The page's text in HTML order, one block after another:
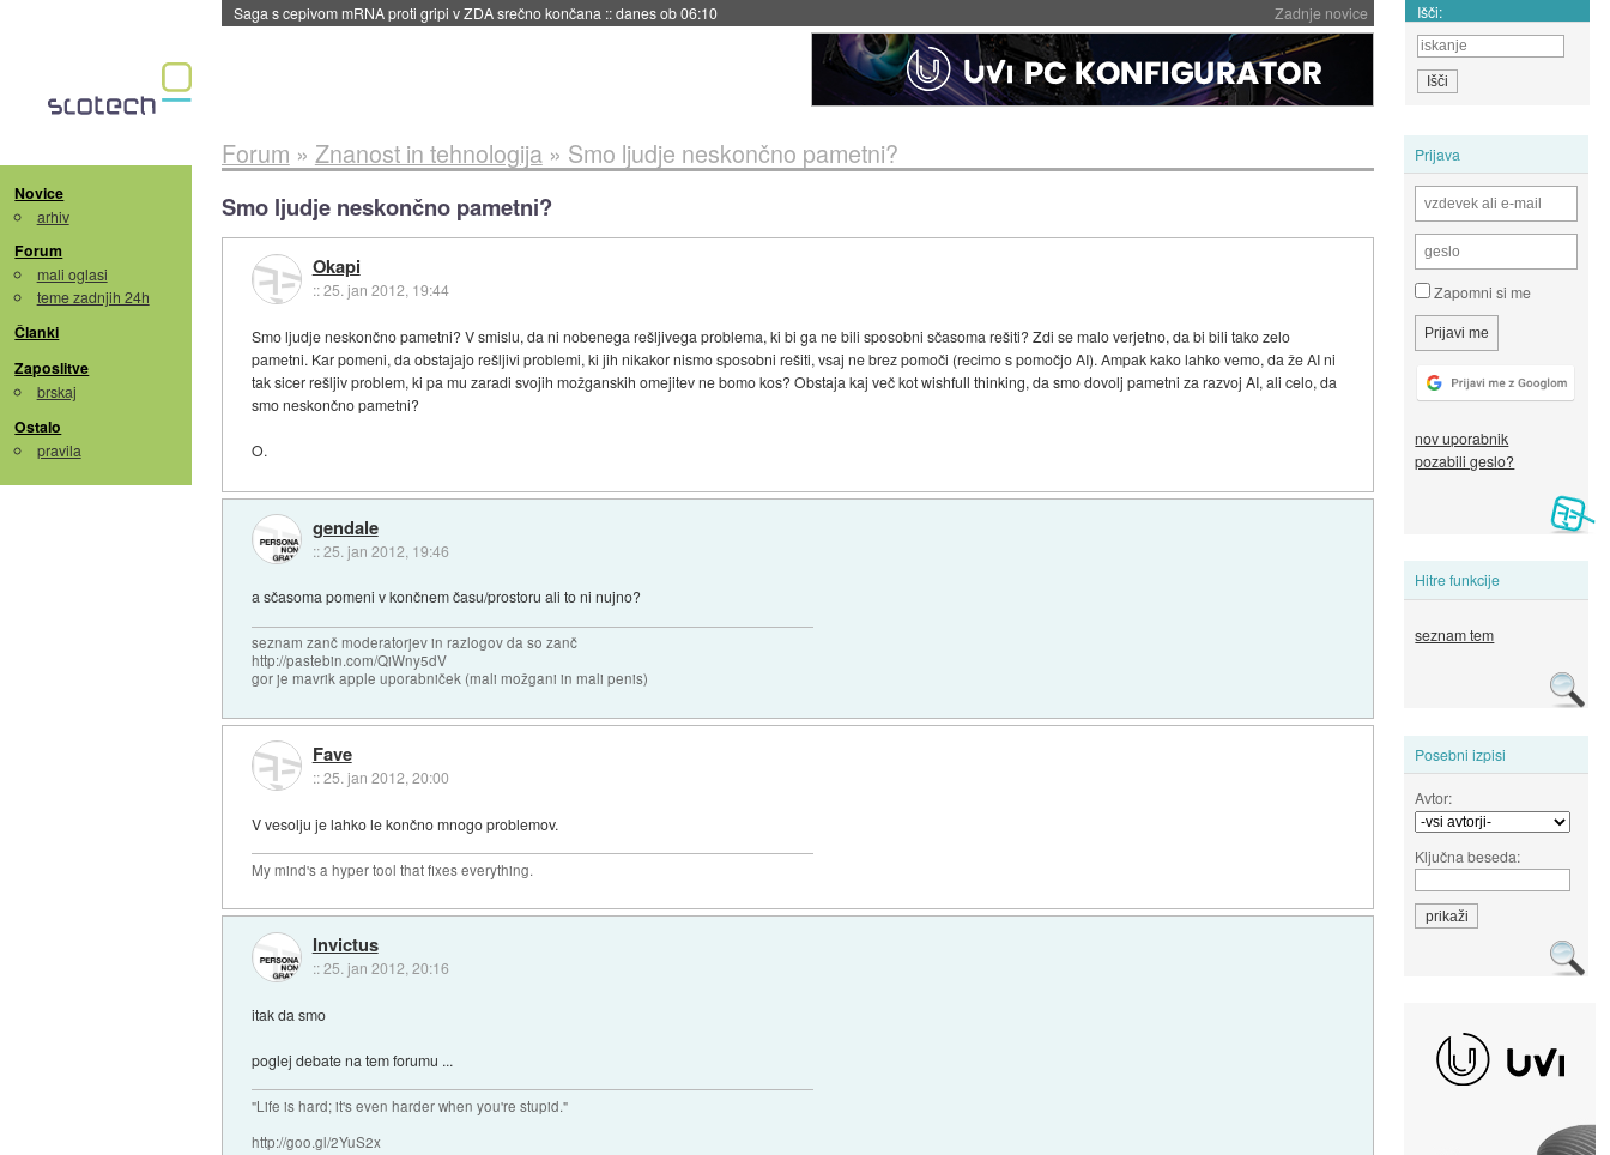
Zadnje novice
BMW v vozilih začel predvajati reklame::danes ob 06:09 Išči:
Novice
arhiv
Forum
mali oglasi
teme zadnjih 24h
Članki
Zaposlitve
brskaj
Ostalo
pravila
Prijava
Zapomni si me
nov uporabnik
pozabili geslo?
Hitre funkcije
seznam tem
Posebni izpisi
Avtor:
Ključna beseda:
Forum » Znanost in tehnologija» Smo ljudje neskončno pametni?
Smo ljudje neskončno pametni?
Okapi
::25. jan 2012, 19:44
Smo ljudje neskončno pametni? V smislu, da ni nobenega rešljivega problema, ki bi ga ne bili sposobni sčasoma rešiti? Zdi se malo verjetno, da bi bili tako zelo
pametni. Kar pomeni, da obstajajo rešljivi problemi, ki jih nikakor nismo sposobni rešiti, vsaj ne brez pomoči (recimo s pomočjo AI). Ampak kako lahko vemo, da že AI ni
tak sicer rešljiv problem, ki pa mu zaradi svojih možganskih omejitev ne bomo kos? Obstaja kaj več kot wishfull thinking, da smo dovolj pametni za razvoj AI, ali celo, da
smo neskončno pametni?
O.
gendale
::25. jan 2012, 19:46
a sčasoma pomeni v končnem času/prostoru ali to ni nujno?
seznam zanč moderatorjev in razlogov da so zanč
http://pastebin.com/QiWny5dV
gor je mavrik apple uporabniček (mali možgani in mali penis)
Fave
::25. jan 2012, 20:00
V vesolju je lahko le končno mnogo problemov.
My mind's a hyper tool that fixes everything.
Invictus
::25. jan 2012, 20:16
itak da smo
poglej debate na tem forumu ...
"Life is hard; it's even harder when you're stupid."
http://goo.gl/2YuS2x